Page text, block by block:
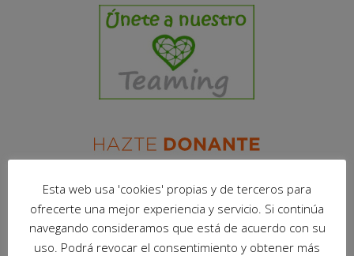
Esta web usa 'cookies' propias y de terceros para
ofrecerte una mejor experiencia y servicio. Si continúa
navegando consideramos que está de acuerdo con su
uso. Podrá revocar el consentimiento y obtener más